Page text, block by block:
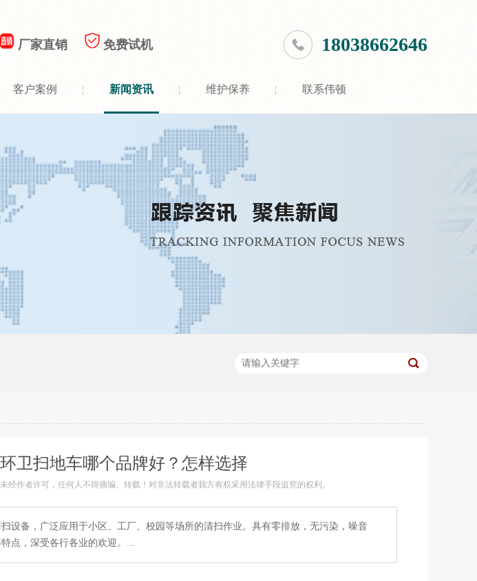
厂家直销 免费试机 18038662646
客户案例 新闻资讯 维护保养 联系伟顿
卫扫地车哪个品牌好？怎样选择
未经作者许可，任何人不得摘编、转载！对非法转载者我方有权采用法律手段追究的权利。
设备，广泛应用于小区、工厂、校园等场所的清扫作业。具有零排放，无污染，噪音
点，深受各行各业的欢迎。...